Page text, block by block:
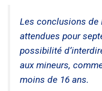
Les conclusions
attendues pour
possibilité
aux mineurs,
moins de 16 ans.